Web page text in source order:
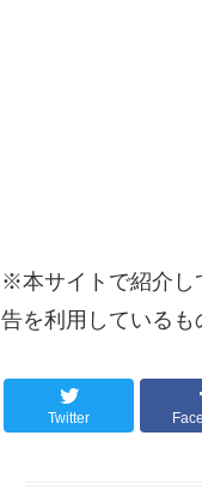
※本サイトで紹介し
告を利用しているも
Twitter